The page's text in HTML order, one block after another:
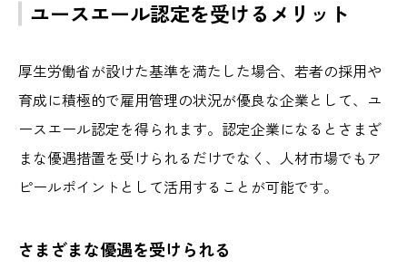
ユースエール認定を受けるメリット
厚生労働省が設けた基準を満たした場合、若者の採用や
育成に積極的で雇用管理の状況が優良な企業として、ユ
ースエール認定を得られます。認定企業になるとさまざ
まな優遇措置を受けられるだけでなく、人材市場でもア
ピールポイントとして活用することが可能です。
さまざまな優遇を受けられる